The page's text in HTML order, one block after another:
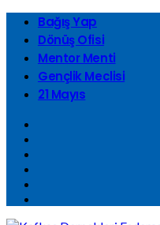
Bağış Yap
Dönüş Ofisi
Mentor Menti
Gençlik Meclisi
21 Mayıs